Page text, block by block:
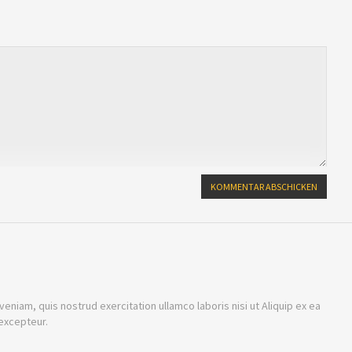
quis nostrud exercitation ullamco laboris nisi ut Aliquip ex ea